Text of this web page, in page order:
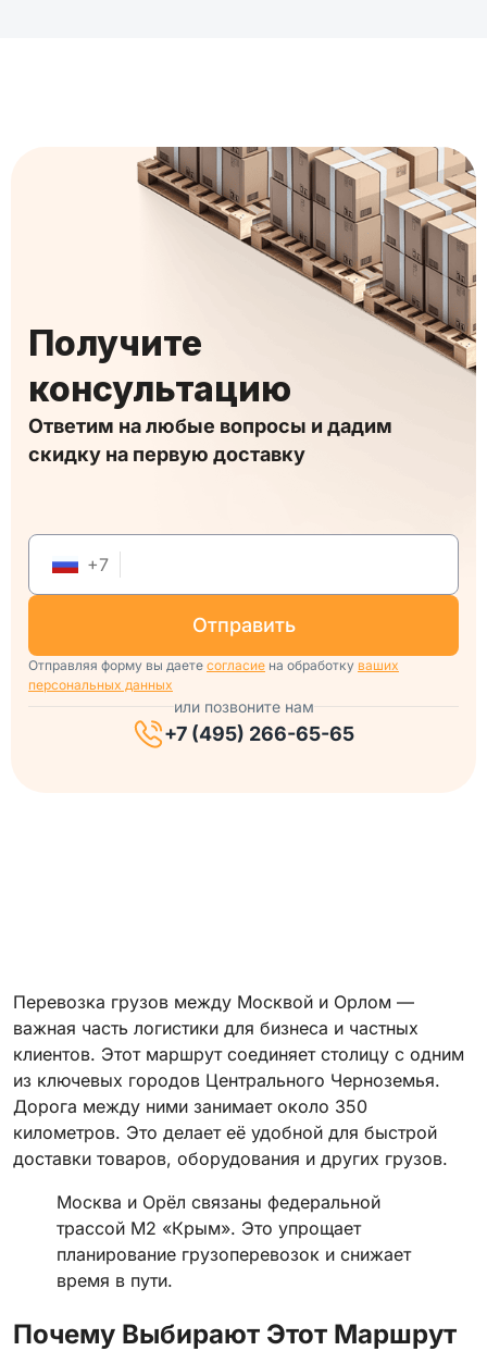
Получите
консультацию
Ответим на любые вопросы и дадим
скидку на первую доставку
+7
отправить
Отправляя форму вы даете согласие на обработку ваших
персональных данных
или позвоните нам
+7 (495) 266-65-65
Перевозка грузов между Москвой и Орлом —
важная часть логистики для бизнеса и частных
клиентов. Этот маршрут соединяет столицу с одним
из ключевых городов Центрального Черноземья.
Дорога между ними занимает около 350
километров. Это делает её удобной для быстрой
доставки товаров, оборудования и других грузов.
Москва и Орёл связаны федеральной
трассой М2 «Крым». Это упрощает
планирование грузоперевозок и снижает
время в пути.
Почему Выбирают Этот Маршрут